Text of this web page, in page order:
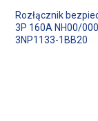
Rozłącznik
3P 160A NH00/
3NP1133-1BB20